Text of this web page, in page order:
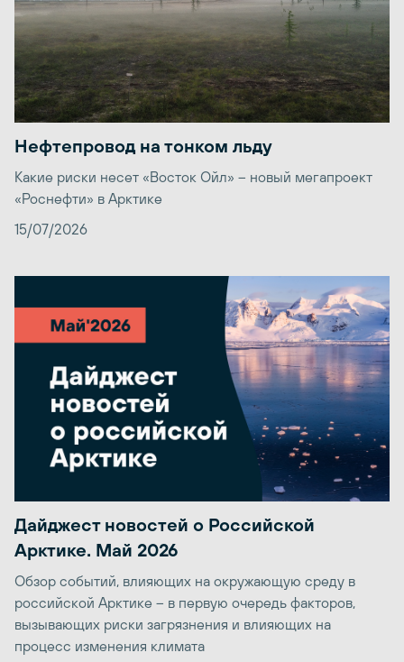
Нефтепровод на тонком льду
Какие риски несет «Восток Ойл» – новый мегапроект
«Роснефти» в Арктике
15/07/2026
Дайджест новостей о Российской
Арктике. Май 2026
Обзор событий, влияющих на окружающую среду в
российской Арктике – в первую очередь факторов,
вызывающих риски загрязнения и влияющих на
процесс изменения климата